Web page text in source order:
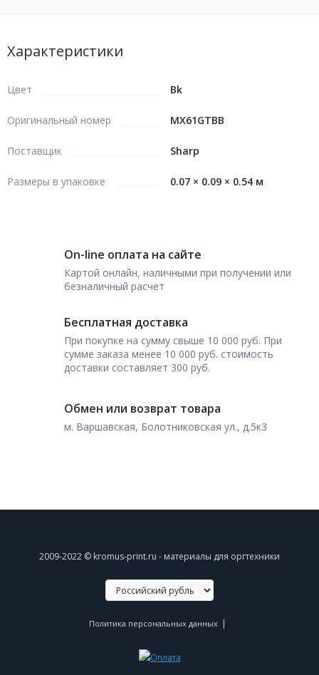
Характеристики
Цвет Bk
Оригинальный номер MX61GTBB
Поставщик Sharp
Размеры в упаковке 0.07 × 0.09 × 0.54 м
On-line оплата на сайте
Картой онлайн, наличными при получении или
безналичный расчет
Бесплатная доставка
При покупке на сумму свыше 10 000 руб. При
сумме заказа менее 10 000 руб. стоимость
доставки составляет 300 руб.
Обмен или возврат товара
м. Варшавская, Болотниковская ул., д.5к3
2009-2022 © kromus-print.ru - материалы для оргтехники
Политика персональных данных |